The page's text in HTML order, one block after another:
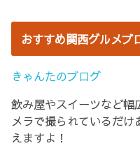
おすすめ関西グルメブ
きゃんたのブログ
飲み屋やスイーツなど幅
メラで撮られているだ
えますよ！